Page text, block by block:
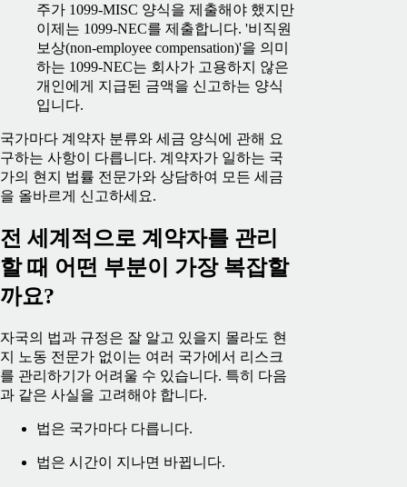
주가 1099-MISC 양식을 제출해야 했지만
이제는 1099-NEC를 제출합니다. '비직원
보상(non-employee compensation)'을 의미
하는 1099-NEC는 회사가 고용하지 않은
개인에게 지급된 금액을 신고하는 양식
입니다.
국가마다 계약자 분류와 세금 양식에 관해 요
구하는 사항이 다릅니다. 계약자가 일하는 국
가의 현지 법률 전문가와 상담하여 모든 세금
을 올바르게 신고하세요.
전 세계적으로 계약자를 관리
할 때 어떤 부분이 가장 복잡할
까요?
자국의 법과 규정은 잘 알고 있을지 몰라도 현
지 노동 전문가 없이는 여러 국가에서 리스크
를 관리하기가 어려울 수 있습니다. 특히 다음
과 같은 사실을 고려해야 합니다.
법은 국가마다 다릅니다.
법은 시간이 지나면 바뀝니다.